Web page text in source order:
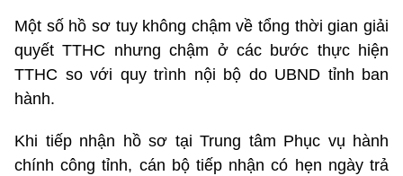
Một số hồ sơ tuy không chậm về tổng thời gian giải
quyết TTHC nhưng chậm ở các bước thực hiện
TTHC so với quy trình nội bộ do UBND tỉnh ban
hành.
Khi tiếp nhận hồ sơ tại Trung tâm Phục vụ hành
chính công tỉnh, cán bộ tiếp nhận có hẹn ngày trả